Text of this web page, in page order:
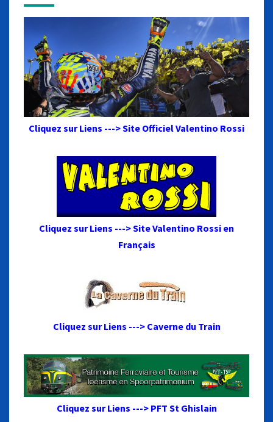
Cliquez sur Liens ---> Site Officiel Valentino Rossi
Cliquez sur Liens ---> Site Valentino Rossi en
Français
Cliquez sur Liens ---> Caverne du Train
Cliquez sur Liens ---> PFT St Ghislain